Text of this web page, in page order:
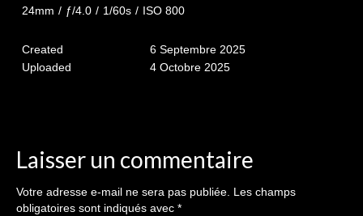
Prestations
Contact
24mm / ƒ/4.0 / 1/60s / ISO 800
Created
6 Septembre 2025
Uploaded
4 Octobre 2025
Laisser un commentaire
Votre adresse e-mail ne sera pas publiée. Les champs
obligatoires sont indiqués avec *